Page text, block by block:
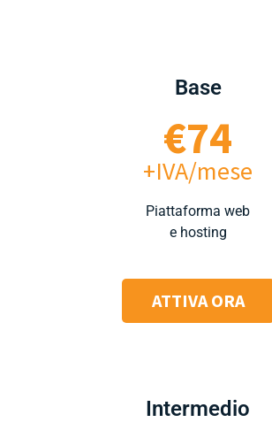
Base
€74
+IVA/mese
Piattaforma web
e hosting
ATTIVA ORA
Intermedio